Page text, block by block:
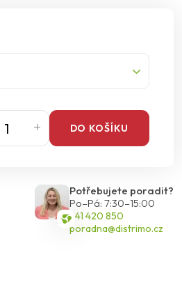
DO KOŠÍKU
Potřebujete poradit?
Po–Pá: 7:30–15:00
541 420 850
poradna@distrimo.cz